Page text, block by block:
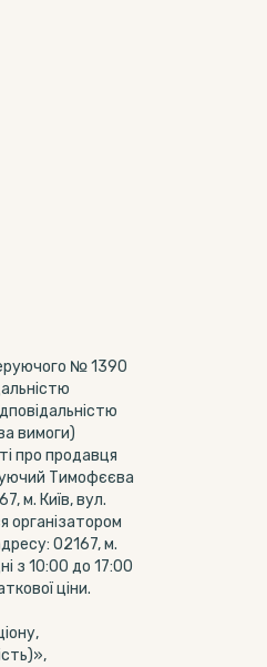
№ 1390
вимоги)
про продавця
Тимофєєва
м. Київ, вул.
організатором
02167, м.
з 10:00 до 17:00
ціни.